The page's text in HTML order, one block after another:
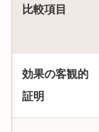
比較項目
効果の客観的
証明